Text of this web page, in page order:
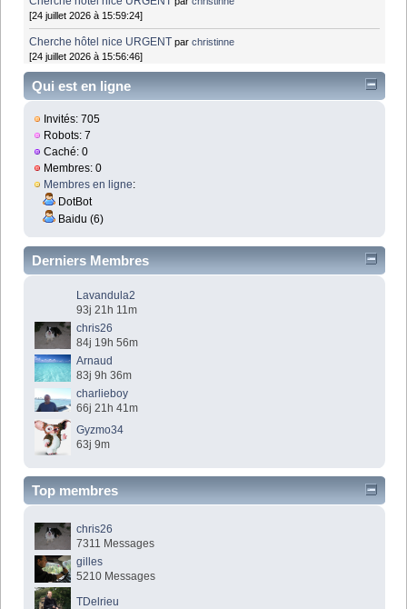
[24 juillet 2026 à 15:59:24]
Cherche hôtel nice URGENT parchristinne
[24 juillet 2026 à 15:56:46]
Qui est en ligne
Invités: 705
Robots: 7
Caché: 0
Membres: 0
Membres en ligne:
DotBot
Baidu (6)
Derniers Membres
Lavandula2
93j 21h 11m
chris26
84j 19h 56m
Arnaud
83j 9h 36m
charlieboy
66j 21h 41m
Gyzmo34
63j 9m
Top membres
chris26
7311 Messages
gilles
5210 Messages
TDelrieu